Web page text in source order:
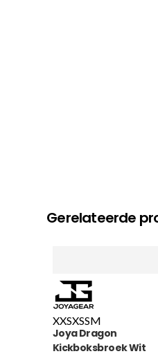
Gerelateerde
XXSXSSM
Joya Dragon
Kickboksbroek Wit